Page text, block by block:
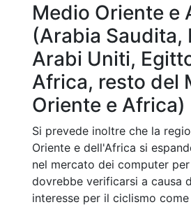
Medio Oriente e
(Arabia Saudita,
Arabi Uniti,
Africa, resto del
Oriente e Africa)
Si prevede inoltre che la
Oriente e dell'Africa si
nel mercato dei computer
dovrebbe verificarsi a causa
interesse per il ciclismo